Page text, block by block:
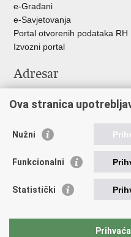
e-Građani
e-Savjetovanja
Portal otvorenih podataka RH
Izvozni portal
Adresar
Adresar tijela javne vlasti
Korisne poveznice
Vlada RH
Predsjednik RH
Pravobraniteljica za
Povjerenik za informiranje
Ova stranica
Nužni
Funkcionalni
Statistički